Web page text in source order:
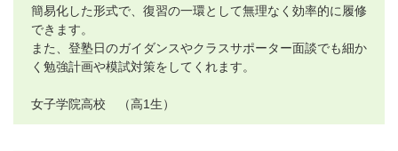
簡易化した形式で、復習の一環として無理なく効率的に履修
できます。
また、登塾日のガイダンスやクラスサポーター面談でも細か
く勉強計画や模試対策をしてくれます。
女子学院高校 （高1生）